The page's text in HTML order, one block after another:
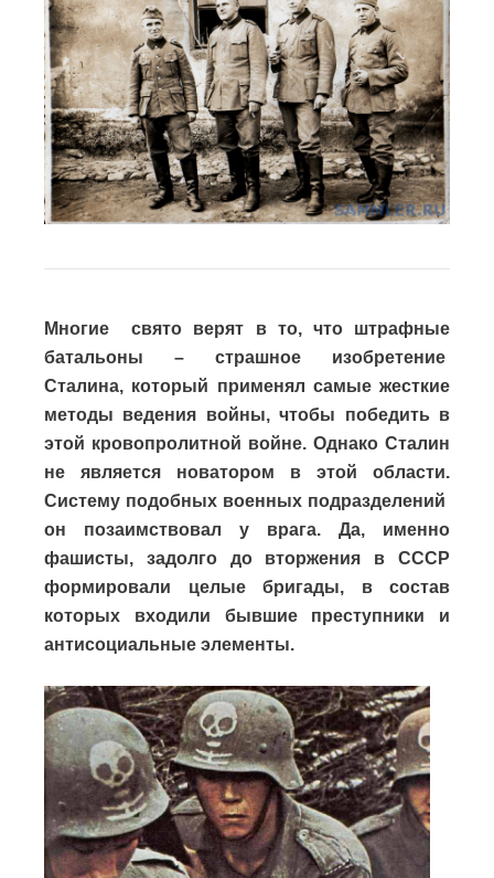
Многие свято верят в то, что штрафные
батальоны – страшное изобретение
Сталина, который применял самые жесткие
методы ведения войны, чтобы победить в
этой кровопролитной войне. Однако Сталин
не является новатором в этой области.
Систему подобных военных подразделений
он позаимствовал у врага. Да, именно
фашисты, задолго до вторжения в СССР
формировали целые бригады, в состав
которых входили бывшие преступники и
антисоциальные элементы.